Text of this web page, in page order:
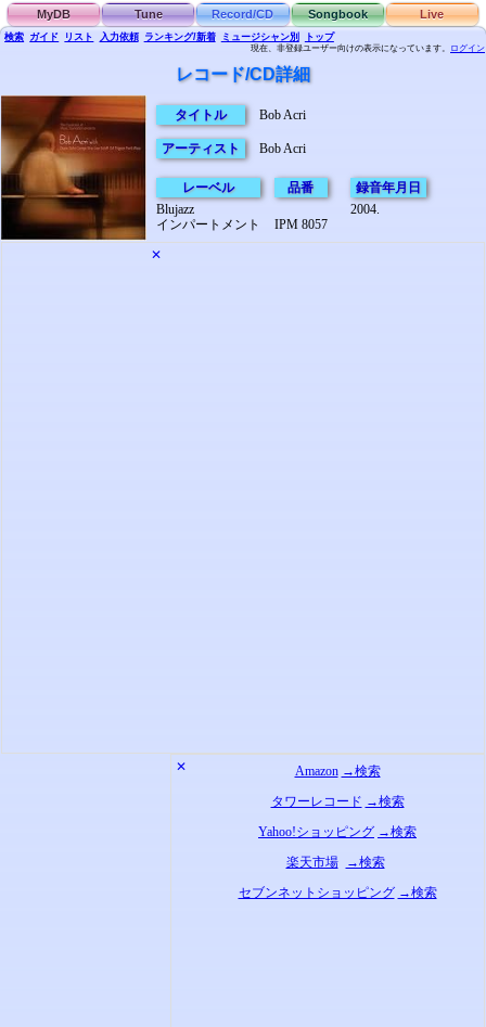
MyDB Tune Record/CD Songbook Live
検索 ガイド リスト 入力依頼 ランキング/新着 ミュージシャン別 トップ
現在、非登録ユーザー向けの表示になっています。 ログイン
レコード/CD詳細
タイトル Bob Acri
アーティスト Bob Acri
レーベル
Blujazz
インパートメント
品番
IPM 8057
録音年月日
2004.
✕
✕ Amazon →検索
タワーレコード →検索
Yahoo!ショッピング →検索
楽天市場
→検索
セブンネットショッピング →検索